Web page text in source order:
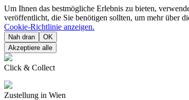
Um Ihnen das bestmögliche Erlebnis zu bieten,
veröffentlicht, die Sie benötigen sollten, um mehr über
Cookie-Richtlinie anzeigen.
Nah dran
OK
Akzeptiere alle
Click & Collect
Zustellung in Wien